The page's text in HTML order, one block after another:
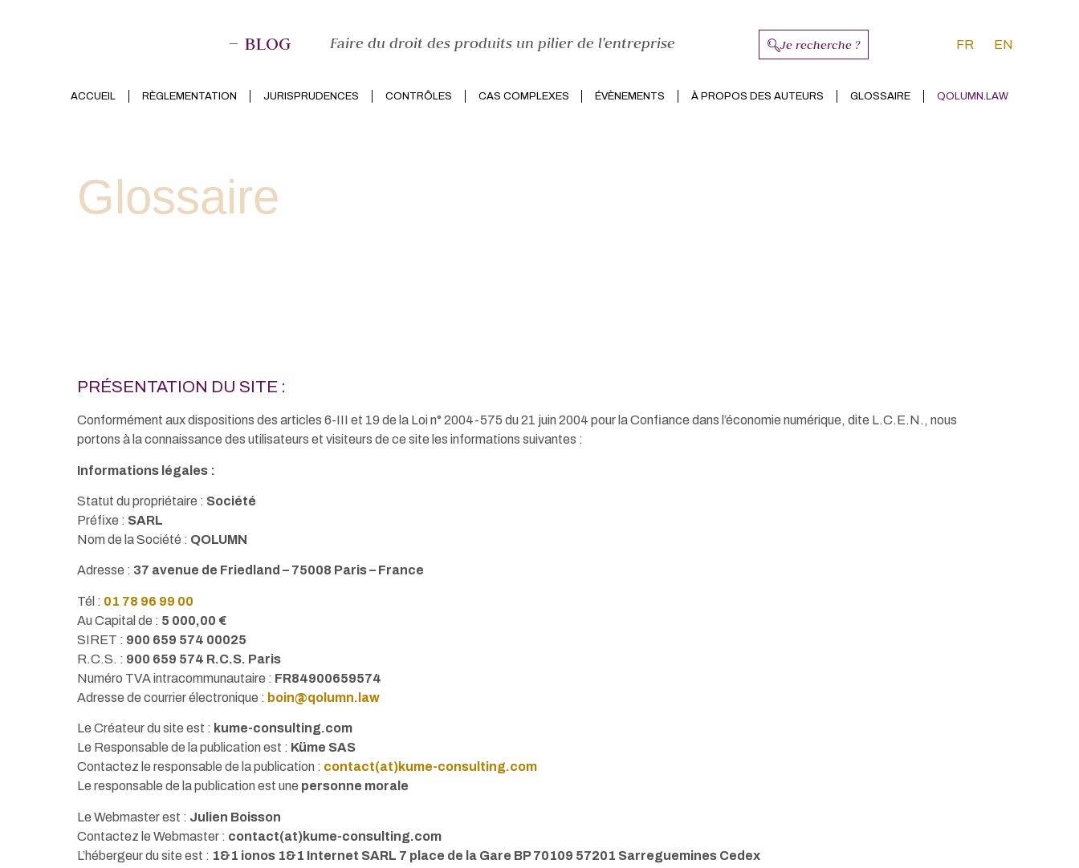
– BLOG Faire du droit des produits un pilier de l'entreprise Je recherche ? FR EN
ACCUEIL RÈGLEMENTATION JURISPRUDENCES CONTRÔLES CAS COMPLEXES ÉVÈNEMENTS À PROPOS DES AUTEURS GLOSSAIRE QOLUMN.LAW
Glossaire
PRÉSENTATION DU SITE :
Conformément aux dispositions des articles 6-III et 19 de la Loi n° 2004-575 du 21 juin 2004 pour la Confiance dans l’économie numérique, dite L.C.E.N., nous
portons à la connaissance des utilisateurs et visiteurs de ce site les informations suivantes :
Informations légales :
Statut du propriétaire : Société
Préfixe : SARL
Nom de la Société : QOLUMN
Adresse : 37 avenue de Friedland – 75008 Paris – France
Tél : 01 78 96 99 00
Au Capital de : 5 000,00 €
SIRET : 900 659 574 00025
R.C.S. : 900 659 574 R.C.S. Paris
Numéro TVA intracommunautaire : FR84900659574
Adresse de courrier électronique : boin@qolumn.law
Le Créateur du site est : kume-consulting.com
Le Responsable de la publication est : Küme SAS
Contactez le responsable de la publication : contact(at)kume-consulting.com
Le responsable de la publication est une personne morale
Le Webmaster est : Julien Boisson
Contactez le Webmaster : contact(at)kume-consulting.com
L’hébergeur du site est : 1&1 ionos 1&1 Internet SARL 7 place de la Gare BP 70109 57201 Sarreguemines Cedex